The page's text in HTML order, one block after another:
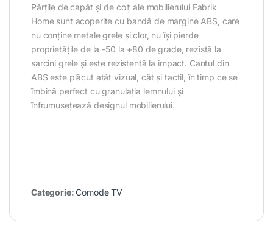
Părțile de capăt și de colț ale mobilierului Fabrik
Home sunt acoperite cu bandă de margine ABS, care
nu conține metale grele și clor, nu își pierde
proprietățile de la -50 la +80 de grade, rezistă la
sarcini grele și este rezistentă la impact. Cantul din
ABS este plăcut atât vizual, cât și tactil, în timp ce se
îmbină perfect cu granulația lemnului și
înfrumusețează designul mobilierului.
Categorie:Comode TV